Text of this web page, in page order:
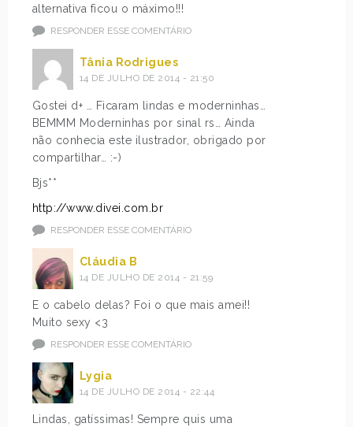
alternativa ficou o máximo!!!
RESPONDER ESSE COMENTÁRIO
Tânia Rodrigues
14 DE JULHO DE 2014 - 21:50
Gostei d+ … Ficaram lindas e moderninhas…
BEMMM Moderninhas por sinal rs… Ainda
não conhecia este ilustrador, obrigado por
compartilhar… :-)
Bjs**
http://www.divei.com.br
RESPONDER ESSE COMENTÁRIO
Cláudia B
14 DE JULHO DE 2014 - 21:59
E o cabelo delas? Foi o que mais amei!!
Muito sexy <3
RESPONDER ESSE COMENTÁRIO
Lygia
14 DE JULHO DE 2014 - 22:44
Lindas, gatíssimas! Sempre quis uma